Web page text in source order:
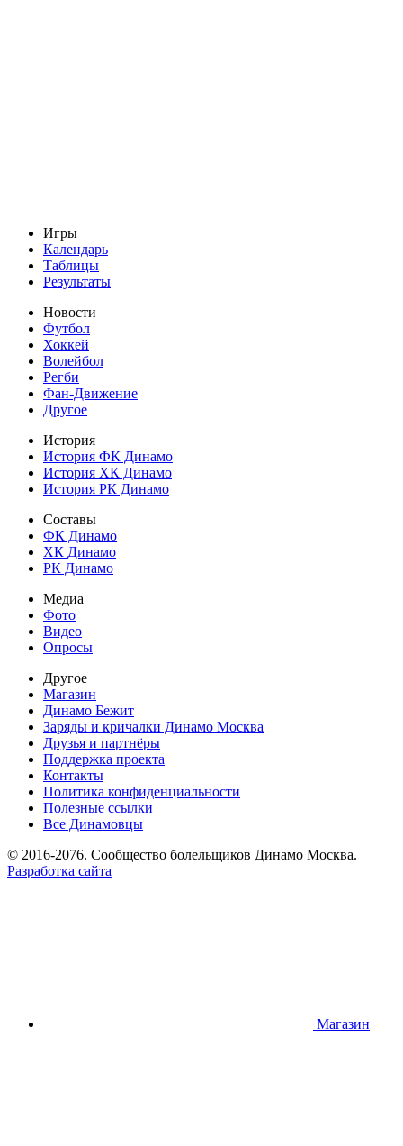
Игры
Календарь
Таблицы
Результаты
Новости
Футбол
Хоккей
Волейбол
Регби
Фан-Движение
Другое
История
История ФК Динамо
История ХК Динамо
История РК Динамо
Составы
ФК Динамо
ХК Динамо
РК Динамо
Медиа
Фото
Видео
Опросы
Другое
Магазин
Динамо Бежит
Заряды и кричалки Динамо Москва
Друзья и партнёры
Поддержка проекта
Контакты
Политика конфиденциальности
Полезные ссылки
Все Динамовцы
© 2016-2076. Сообщество болельщиков Динамо Москва.
Разработка сайта
Магазин